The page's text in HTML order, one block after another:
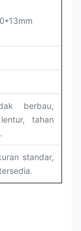
berbau,
tahan
standar,